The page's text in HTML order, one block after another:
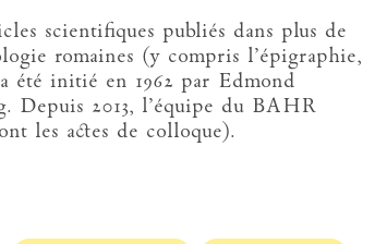
scientifiques publiés dans plus de
romaines (y compris l’épigraphie,
été initié en 1962 par Edmond
Depuis 2013, l’équipe du BAHR
les actes de colloque).